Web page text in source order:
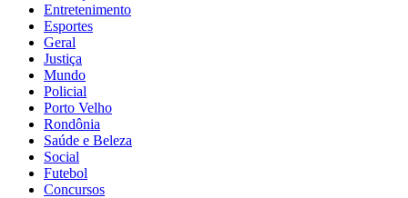
Entretenimento
Esportes
Geral
Justiça
Mundo
Policial
Porto Velho
Rondônia
Saúde e Beleza
Social
Futebol
Concursos